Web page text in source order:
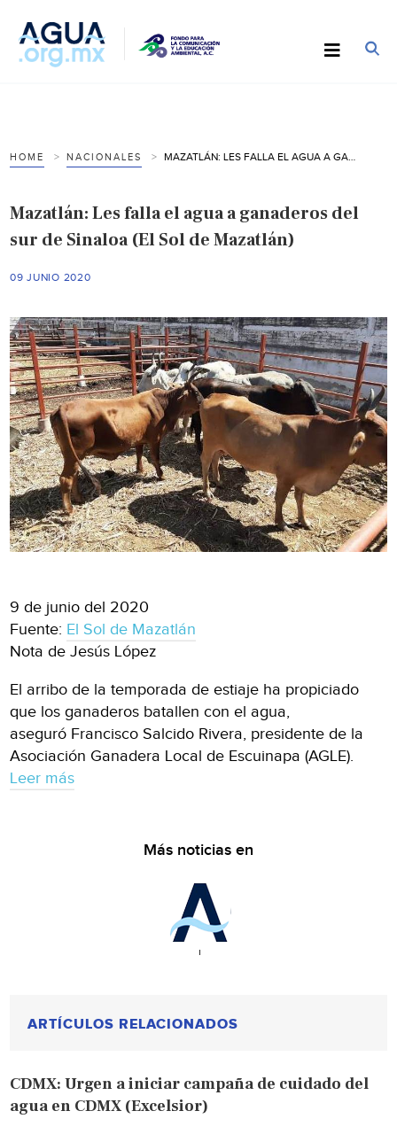
HOME NACIONALES
Mazatlán: Les falla el agua a ganaderos del
sur de Sinaloa (El Sol de Mazatlán)
09 JUNIO 2020
9 de junio del 2020
Fuente: El Sol de Mazatlán
Nota de Jesús López
El arribo de la temporada de estiaje ha propiciado
que los ganaderos batallen con el agua,
aseguró Francisco Salcido Rivera, presidente de la
Asociación Ganadera Local de Escuinapa (AGLE).
Leer más
Más noticias en
ARTÍCULOS RELACIONADOS
CDMX: Urgen a iniciar campaña de cuidado del
agua en CDMX (Excelsior)